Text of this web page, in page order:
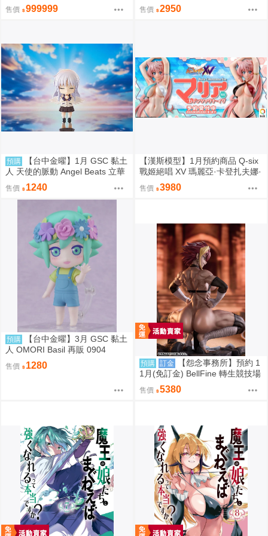
r 1/7 再販 0906
售價 999999
PERIHAPI! 換裝小公仔集2 中盒
0829
售價 2950
預購
【台中金曜】1月 GSC 黏土
人 天使的脈動 Angel Beats 立華
奏 再版 0904
售價 1240
【漢斯模型】1月預約商品 Q-six
戰姬絕唱 XV 瑪麗亞·卡登扎夫娜·
伊芙 通常版 油光版 1/7 PVC
售價 3980
預購
【台中金曜】3月 GSC 黏土
人 OMORI Basil 再販 0904
售價 1280 預購 訂金
【怨念事務所】預約 1
1月(免訂金) BellFine 轉生競技場
瑪爾 巴洛克 1/6 0830
售價 5380